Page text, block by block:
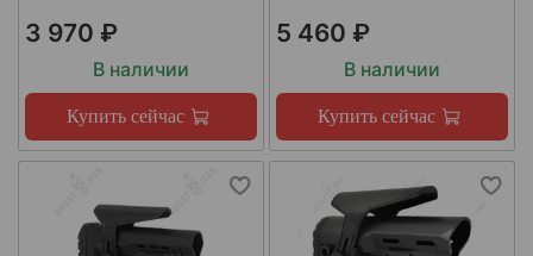
3 970 ₽
В наличии
Купить сейчас
5 460 ₽
В наличии
Купить сейчас